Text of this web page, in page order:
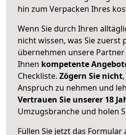
hin zum Verpacken Ihres
Wenn Sie durch Ihren
nicht wissen, was Sie zuerst
übernehmen unsere
Ihnen kompetente
Checkliste. Zögern Sie nicht
Anspruch zu nehmen und
Vertrauen Sie unserer 18
Umzugsbranche und holen
Füllen Sie jetzt das Formular